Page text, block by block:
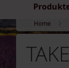
Produkte
bis
10
Euro
Produkte
Home